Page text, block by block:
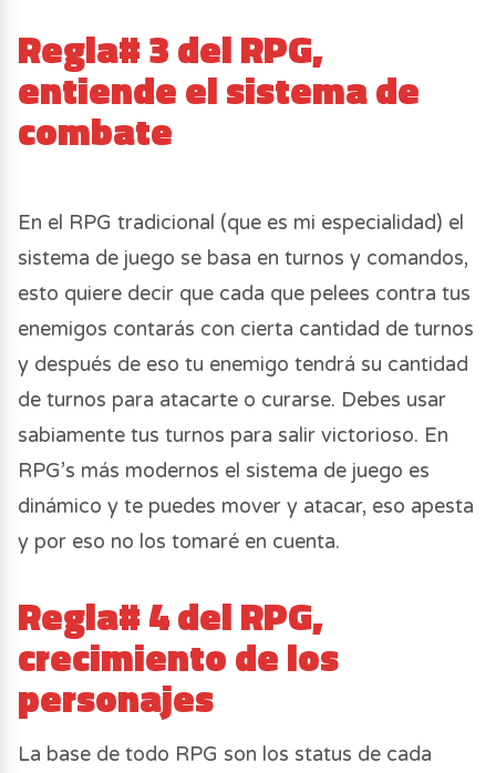
Regla# 3 del RPG,
entiende el sistema de
combate
En el RPG tradicional (que es mi especialidad) el
sistema de juego se basa en turnos y comandos,
esto quiere decir que cada que pelees contra tus
enemigos contarás con cierta cantidad de turnos
y después de eso tu enemigo tendrá su cantidad
de turnos para atacarte o curarse. Debes usar
sabiamente tus turnos para salir victorioso. En
RPG’s más modernos el sistema de juego es
dinámico y te puedes mover y atacar, eso apesta
y por eso no los tomaré en cuenta.
Regla# 4 del RPG,
crecimiento de los
personajes
La base de todo RPG son los status de cada